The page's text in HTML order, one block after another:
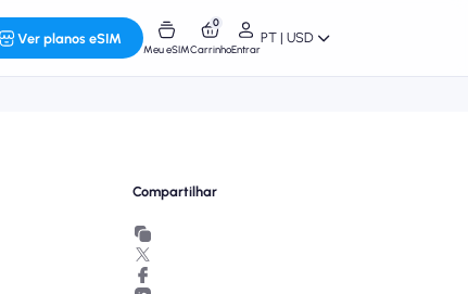
Ver planos eSIM
Meu eSIM
0
CarrinhoEntrar
PT | USD
Compartilhar